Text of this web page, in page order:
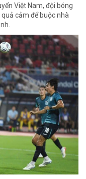
Việt Nam, đội bóng
cảm để buộc nhà